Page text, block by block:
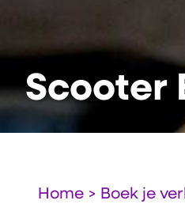
Scooter
Home > Boek je